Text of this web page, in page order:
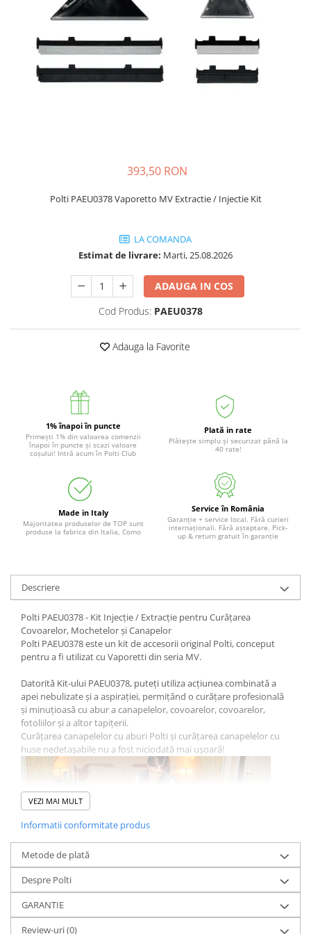
393,50 RON
Polti PAEU0378 Vaporetto MV Extractie / Injectie Kit
LA COMANDA
Estimat de livrare: Marti, 25.08.2026
ADAUGA IN COS
Cod Produs: PAEU0378
Adauga la Favorite
1% înapoi în puncte
Primești 1% din valoarea comenzii
înapoi în puncte și scazi valoare
coșului! Intră acum în Polti Club
Plată in rate
Plătește simplu și securizat până la
40 rate!
Made in Italy
Majoritatea produselor de TOP sunt
produse la fabrica din Italia, Como
Service în România
Garanție + service local. Fără curieri
internaționali. Fără așteptare. Pick-
up & return gratuit în garanție
Descriere
Polti PAEU0378 - Kit Injecție / Extracție pentru Curățarea
Covoarelor, Mochetelor și Canapelor
Polti PAEU0378 este un kit de accesorii original Polti, conceput
pentru a fi utilizat cu Vaporetti din seria MV.
Datorită Kit-ului PAEU0378, puteți utiliza acțiunea combinată a
apei nebulizate și a aspirației, permițând o curățare profesională
și minuțioasă cu abur a canapelelor, covoarelor, covoarelor,
fotoliilor și a altor tapițerii.
Curățarea canapelelor cu aburi Polti și curățarea canapelelor cu
huse nedetașabile nu a fost niciodată mai ușoară!
VEZI MAI MULT
Informatii conformitate produs
Metode de plată
Despre Polti
GARANTIE
Review-uri(0)